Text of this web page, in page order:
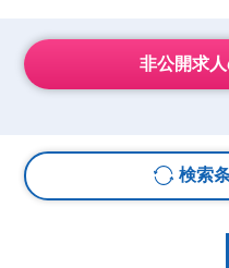
非公開求
検索